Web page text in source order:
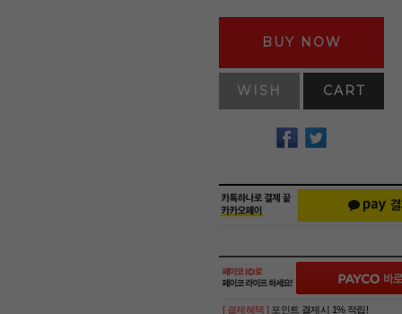
BUY NOW
WISH CART
[ 결제혜택 ] 포인트 결제시 1% 적립!